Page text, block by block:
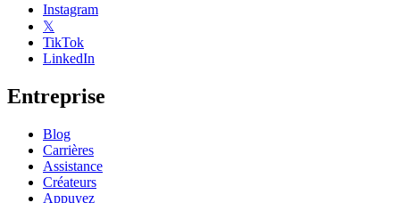
Instagram
𝕏
TikTok
LinkedIn
Entreprise
Blog
Carrières
Assistance
Créateurs
Appuyez